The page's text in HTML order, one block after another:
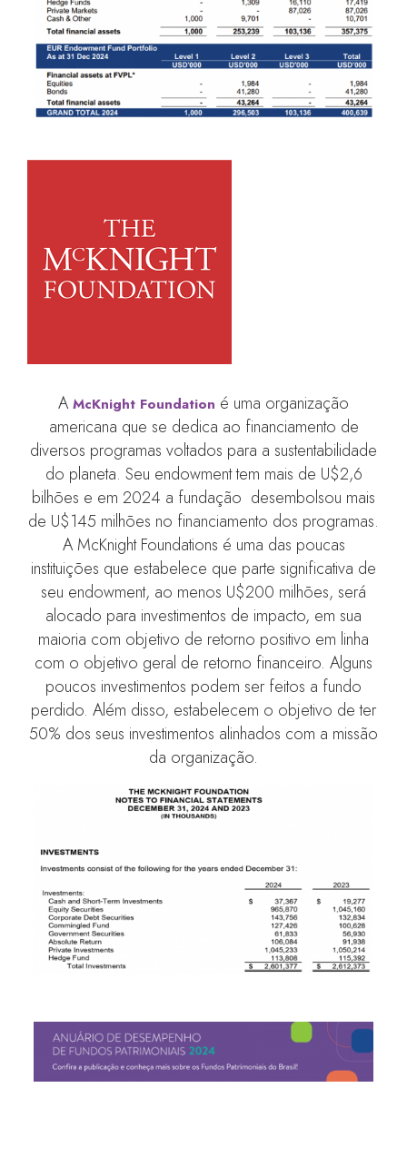
A McKnight Foundation é uma organização
americana que se dedica ao financiamento de
diversos programas voltados para a sustentabilidade
do planeta. Seu endowment tem mais de U$2,6
bilhões e em 2024 a fundação desembolsou mais
de U$145 milhões no financiamento dos programas.
A McKnight Foundations é uma das poucas
instituições que estabelece que parte significativa de
seu endowment, ao menos U$200 milhões, será
alocado para investimentos de impacto, em sua
maioria com objetivo de retorno positivo em linha
com o objetivo geral de retorno financeiro. Alguns
poucos investimentos podem ser feitos a fundo
perdido. Além disso, estabelecem o objetivo de ter
50% dos seus investimentos alinhados com a missão
da organização.